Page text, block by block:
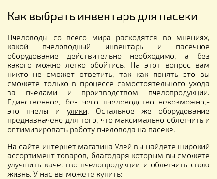
Как выбрать инвентарь для пасеки
Пчеловоды со всего мира расходятся во мнениях,
какой пчеловодный инвентарь и пасечное
оборудование действительно необходимо, а без
какого можно легко обойтись. На этот вопрос вам
никто не сможет ответить, так как понять это вы
сможете только в процессе самостоятельного ухода
за пчелами и производством пчелопродукции.
Единственное, без чего пчеловодство невозможно,-
это пчелы и улики. Остальное же оборудование
предназначено для того, что максимально облегчить и
оптимизировать работу пчеловода на пасеке.
На сайте интернет магазина Улей вы найдете широкий
ассортимент товаров, благодаря которым вы сможете
улучшить качество пчелопродукции и облегчить свою
жизнь. У нас вы можете купить: